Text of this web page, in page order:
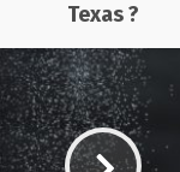
Texas ?